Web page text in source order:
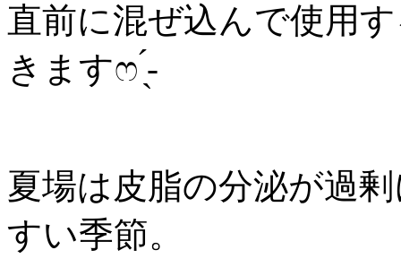
直前に混ぜ込んで使用
きますෆ ̖́-
夏場は皮脂の分泌が過
すい季節。